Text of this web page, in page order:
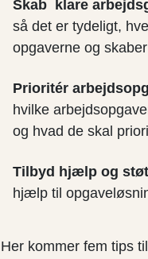
Skab klare
så det er tydeligt,
opgaverne og
Prioritér
hvilke
og hvad de skal
Tilbyd hjælp og
hjælp til
Her kommer fem tips